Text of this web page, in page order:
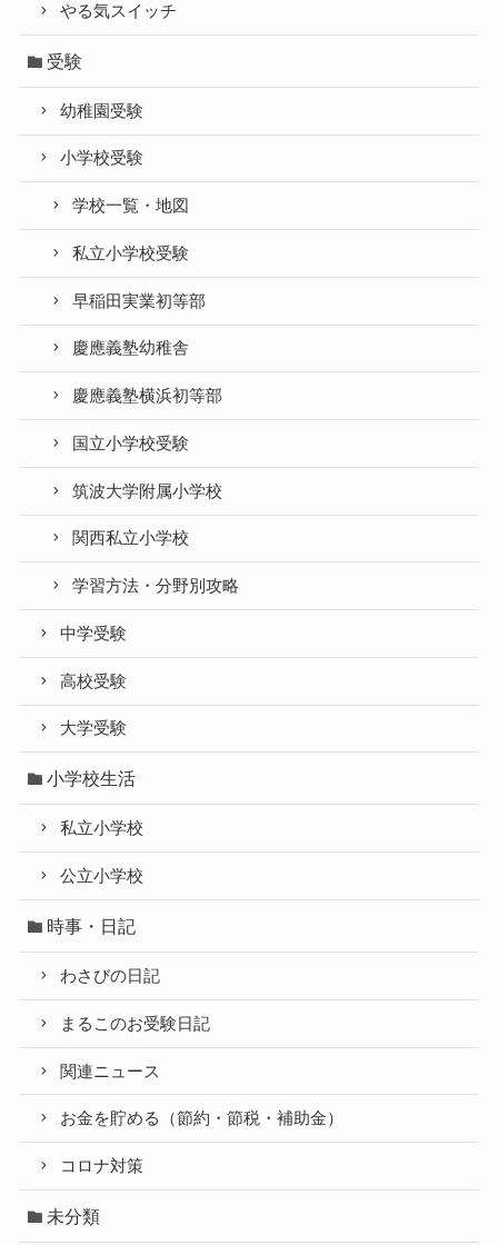
やる気スイッチ
受験
幼稚園受験
小学校受験
学校一覧・地図
私立小学校受験
早稲田実業初等部
慶應義塾幼稚舎
慶應義塾横浜初等部
国立小学校受験
筑波大学附属小学校
関西私立小学校
学習方法・分野別攻略
中学受験
高校受験
大学受験
小学校生活
私立小学校
公立小学校
時事・日記
わさびの日記
まるこのお受験日記
関連ニュース
お金を貯める（節約・節税・補助金）
コロナ対策
未分類